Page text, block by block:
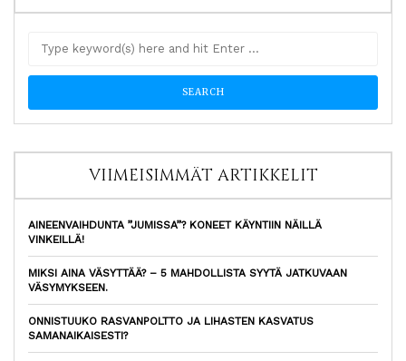
VIIMEISIMMÄT ARTIKKELIT
AINEENVAIHDUNTA ”JUMISSA”? KONEET KÄYNTIIN NÄILLÄ
VINKEILLÄ!
MIKSI AINA VÄSYTTÄÄ? – 5 MAHDOLLISTA SYYTÄ JATKUVAAN
VÄSYMYKSEEN.
ONNISTUUKO RASVANPOLTTO JA LIHASTEN KASVATUS
SAMANAIKAISESTI?